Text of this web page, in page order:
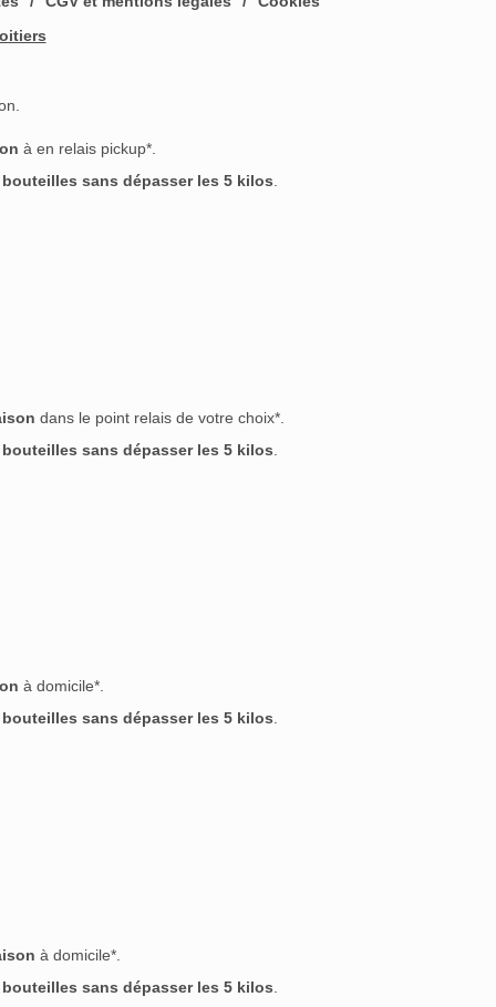
à en relais pickup*.
sans dépasser les 5 kilos
dans le point relais de votre choix*.
sans dépasser les 5 kilos
à domicile*.
sans dépasser les 5 kilos.
à domicile*.
sans dépasser les 5 kilos.